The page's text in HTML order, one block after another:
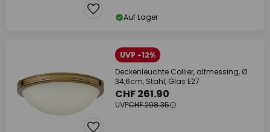
Auf Lager
UVP -12%
Deckenleuchte Collier, altmessing, Ø
34,6cm, Stahl, Glas E27
CHF 261.90
UVPCHF 298.35